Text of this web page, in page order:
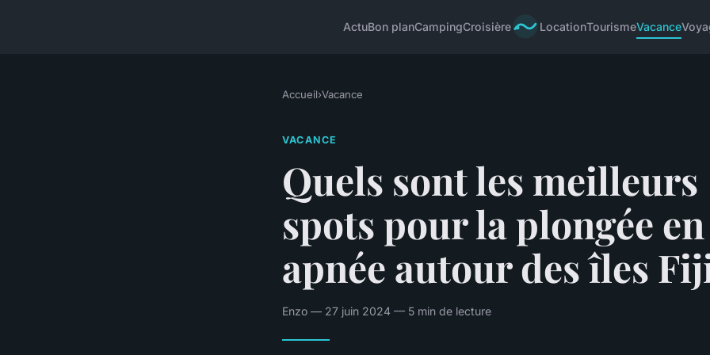
ActuBon planCampingCroisière LocationTourismeVacance
Accueil›Vacance
VACANCE
Quels sont les meilleurs
spots pour la plongée en
apnée autour des îles
Enzo — 27 juin 2024 — 5 min de lecture